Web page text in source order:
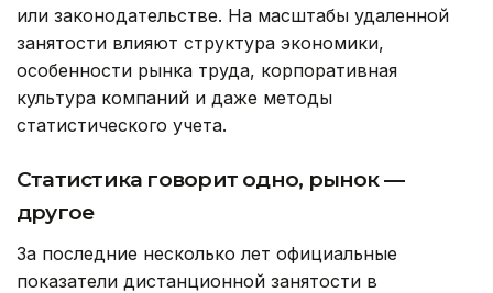
или законодательстве. На масштабы удаленной
занятости влияют структура экономики,
особенности рынка труда, корпоративная
культура компаний и даже методы
статистического учета.
Статистика говорит одно, рынок —
другое
За последние несколько лет официальные
показатели дистанционной занятости в